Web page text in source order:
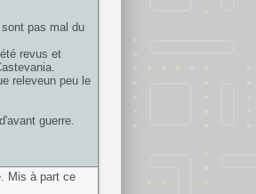
pas mal du
revus et
releveun peu le
guerre.
Mis à part ce